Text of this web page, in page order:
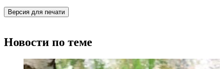
Версия для печати
Новости по теме